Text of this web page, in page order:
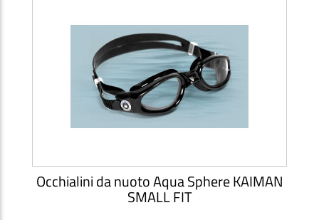
Occhialini da nuoto Aqua Sphere KAIMAN
SMALL FIT